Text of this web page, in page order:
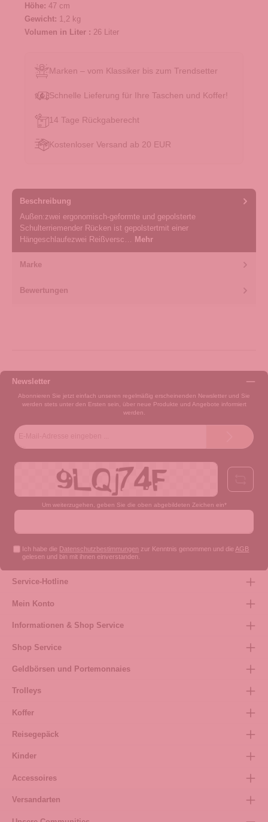
Höhe: 47 cm
Gewicht: 1,2 kg
Volumen in Liter : 26 Liter
Marken – vom Klassiker bis zum Trendsetter
Schnelle Lieferung für Ihre Taschen und Koffer!
14 Tage Rückgaberecht
Kostenloser Versand ab 20 EUR
Beschreibung
Außen:zwei ergonomisch-geformte und gepolsterte
Schulterriemender Rücken ist gepolstertmit einer
Hängeschlaufezwei Reißversc…
Mehr
Marke
Bewertungen
Newsletter
Abonnieren Sie jetzt einfach unseren regelmäßig erscheinenden Newsletter und Sie
werden stets unter den Ersten sein, über neue Produkte und Angebote informiert
werden.
Um weiterzugehen, geben Sie die oben abgebildeten Zeichen ein*
Ich habe die Datenschutzbestimmungen zur Kenntnis genommen und die AGB
gelesen und bin mit ihnen einverstanden.
Service-Hotline
Mein Konto
Informationen & Shop Service
Shop Service
Geldbörsen und Portemonnaies
Trolleys
Koffer
Reisegepäck
Kinder
Accessoires
Versandarten